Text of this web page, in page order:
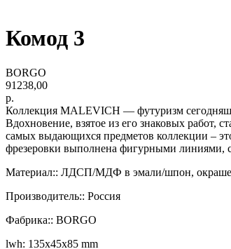
Комод 3
BORGO
91238,00
р.
Коллекция MALEVICH — футуризм
Вдохновение, взятое из его знаковых работ,
самых выдающихся предметов коллекции –
фрезеровки выполнена фигурными линиями,
Материал:: ЛДСП/МДФ в эмали/шпон,
Производитель:: Россия
Фабрика:: BORGO
lwh: 135x45x85 mm